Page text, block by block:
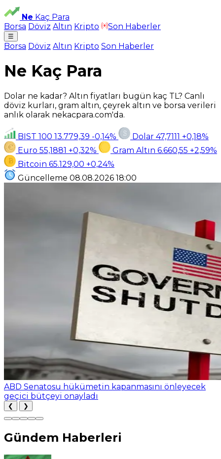
Ne Kaç Para
Borsa Döviz Altın Kripto Son Haberler
☰
Borsa Döviz Altın Kripto Son Haberler
Ne Kaç Para
Dolar ne kadar? Altın fiyatları bugün kaç TL? Canlı
döviz kurları, gram altın, çeyrek altın ve borsa verileri
anlık olarak nekacpara.com'da.
BIST 100 13.779,39 -0,14% Dolar 47,7111 +0,18%
Euro 55,1881 +0,32% Gram Altın 6.660,55 +2,59%
Bitcoin 65.129,00 +0,24%
Güncelleme 08.08.2026 18:00
ABD Senatosu hükümetin kapanmasını önleyecek
geçici bütçeyi onayladı
❮ ❯
Gündem Haberleri